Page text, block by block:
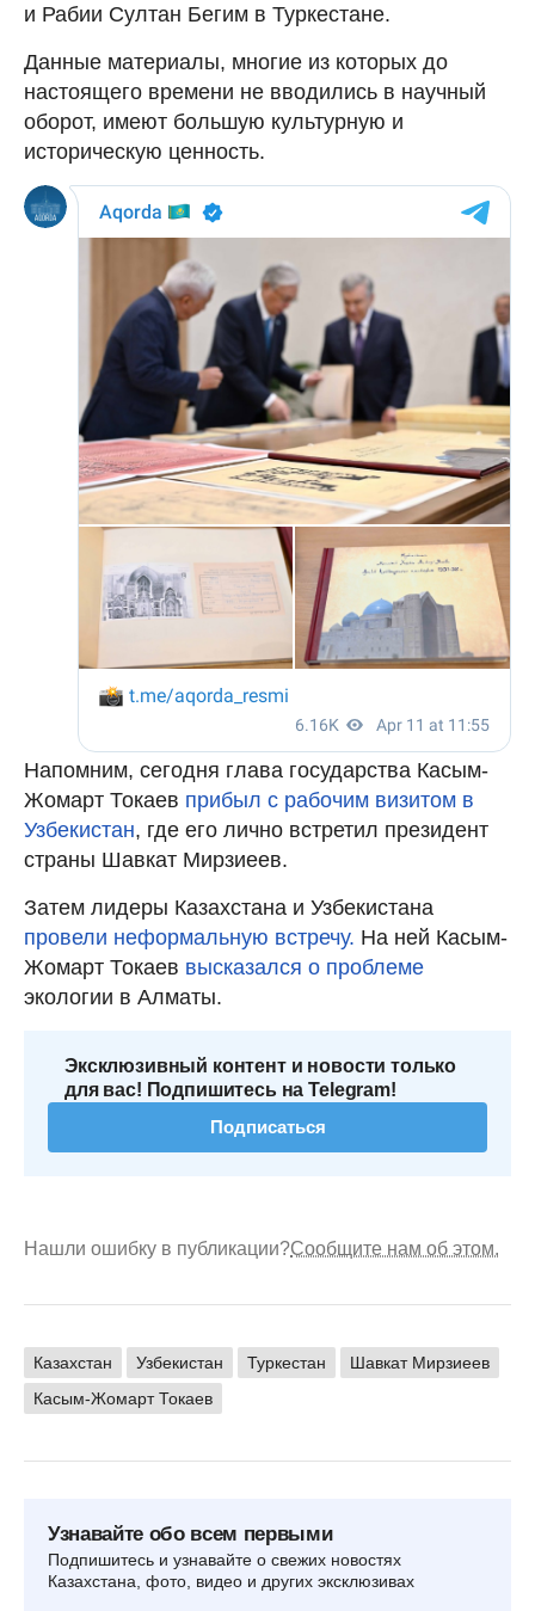
и Рабии Султан Бегим в Туркестане.
Данные материалы, многие из которых до
настоящего времени не вводились в научный
оборот, имеют большую культурную и
историческую ценность.
Напомним, сегодня глава государства Касым-
Жомарт Токаев прибыл с рабочим визитом в
Узбекистан, где его лично встретил президент
страны Шавкат Мирзиеев.
Затем лидеры Казахстана и Узбекистана
провели неформальную встречу. На ней Касым-
Жомарт Токаев высказался о проблеме
экологии в Алматы.
Эксклюзивный контент и новости только
для вас! Подпишитесь на Telegram!
Подписаться
Нашли ошибку в публикации?Сообщите нам об этом.
Казахстан Узбекистан Туркестан
Шавкат Мирзиеев
Касым-Жомарт Токаев
Узнавайте обо всем первыми
Подпишитесь и узнавайте о свежих новостях
Казахстана, фото, видео и других эксклюзивах